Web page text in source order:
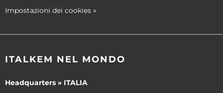
Impostazioni dei cookies »
ITALKEM NEL MONDO
Headquarters » ITALIA